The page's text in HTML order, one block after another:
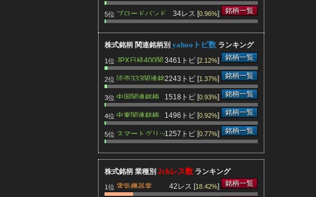
ド関連銘柄
5位 ブロードバンド
関連銘柄
34レス [0.96%] 銘柄一覧
株式銘柄 関連銘柄別 yahooトピ数 ランキング
1位 JPX日経400関
連銘柄
3461トピ [2.12%] 銘柄一覧
2位 読売333関連銘
柄
2243トピ [1.37%] 銘柄一覧
3位 中国関連銘柄 1518トピ [0.93%] 銘柄一覧
4位 中東関連銘柄 1496トピ [0.92%] 銘柄一覧
5位 スマートグリッ
ド関連銘柄
1257トピ [0.77%] 銘柄一覧
株式銘柄 業種別 2chレス数 ランキング
1位 電気機器業 42レス [18.42%] 銘柄一覧